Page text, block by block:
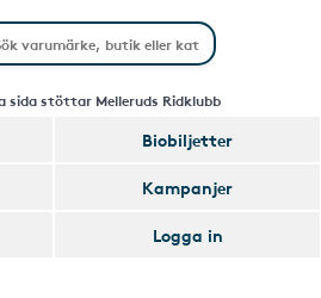
sida stöttar Melleruds Ridklubb
Biobiljetter
Kampanjer
Logga in